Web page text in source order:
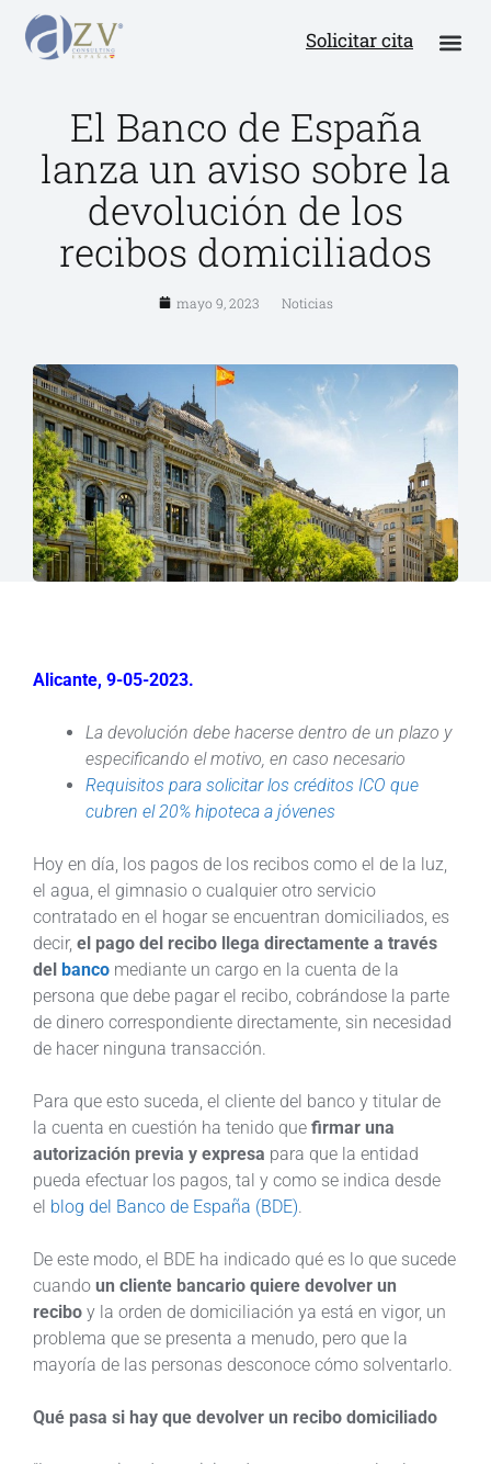
Solicitar cita
El Banco de España
lanza un aviso sobre la
devolución de los
recibos domiciliados
mayo 9, 2023 Noticias
Alicante, 9-05-2023.
La devolución debe hacerse dentro de un plazo y
especificando el motivo, en caso necesario
Requisitos para solicitar los créditos ICO que
cubren el 20% hipoteca a jóvenes
Hoy en día, los pagos de los recibos como el de la luz,
el agua, el gimnasio o cualquier otro servicio
contratado en el hogar se encuentran domiciliados, es
decir, el pago del recibo llega directamente a través
del banco mediante un cargo en la cuenta de la
persona que debe pagar el recibo, cobrándose la parte
de dinero correspondiente directamente, sin necesidad
de hacer ninguna transacción.
Para que esto suceda, el cliente del banco y titular de
la cuenta en cuestión ha tenido que firmar una
autorización previa y expresa para que la entidad
pueda efectuar los pagos, tal y como se indica desde
el blog del Banco de España (BDE).
De este modo, el BDE ha indicado qué es lo que sucede
cuando un cliente bancario quiere devolver un
recibo y la orden de domiciliación ya está en vigor, un
problema que se presenta a menudo, pero que la
mayoría de las personas desconoce cómo solventarlo.
Qué pasa si hay que devolver un recibo domiciliado